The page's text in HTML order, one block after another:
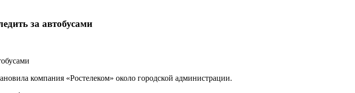
за автобусами
компания «Ростелеком» около городской администрации.